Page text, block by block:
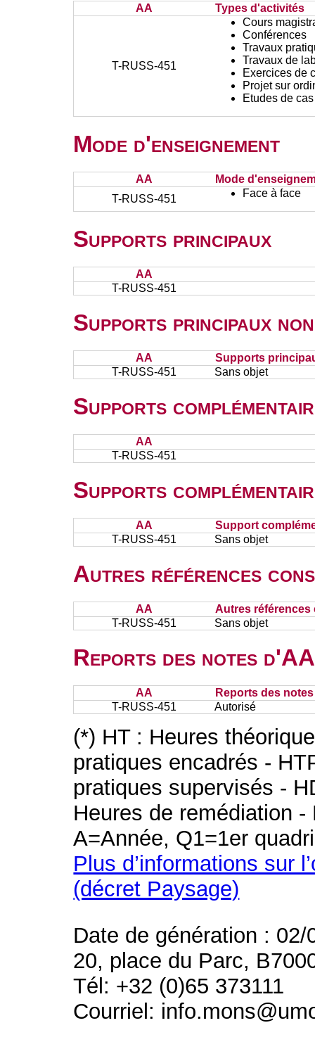
AA Types d'activités
T-RUSS-451
Cours
Conférences
Travaux
Travaux de
Exercices de
Projet sur
Etudes de cas
Mode d'enseignement
AA
Mode
T-RUSS-451
Face à face
Supports principaux
AA
T-RUSS-451
Supports principaux
AA
Supports
T-RUSS-451
Sans objet
Supports
AA
T-RUSS-451
Supports
AA
Support
T-RUSS-451
Sans objet
Autres références
AA
Autres références
T-RUSS-451
Sans objet
Reports des notes
AA
Reports des
T-RUSS-451
Autorisé
(*) HT : Heures
pratiques encadrés -
pratiques supervisés -
Heures de remédiation
A=Année, Q1=1er
Plus d’informations sur
(décret Paysage)
Date de génération : 02/
20, place du Parc,
Tél: +32 (0)65 373111
Courriel: